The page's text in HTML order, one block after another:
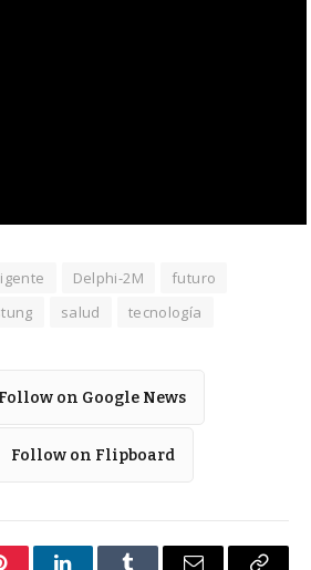
Delphi-2M
futuro
salud tecnología
Follow on Google News
Follow on Flipboard